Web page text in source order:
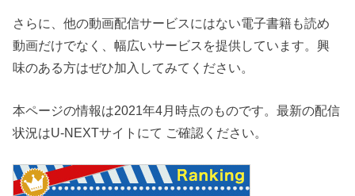
さらに、他の動画配信サービスにはない電子書籍も読め
動画だけでなく、幅広いサービスを提供しています。興
味のある方はぜひ加入してみてください。
本ページの情報は2021年4月時点のものです。最新の配信
状況はU-NEXTサイトにて ご確認ください。